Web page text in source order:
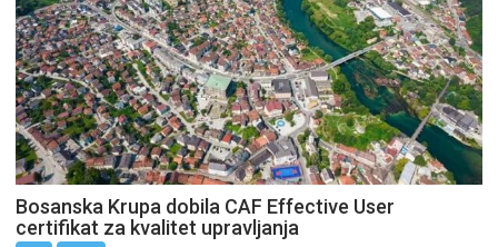
Bosanska Krupa dobila CAF Effective User
certifikat za kvalitet upravljanja